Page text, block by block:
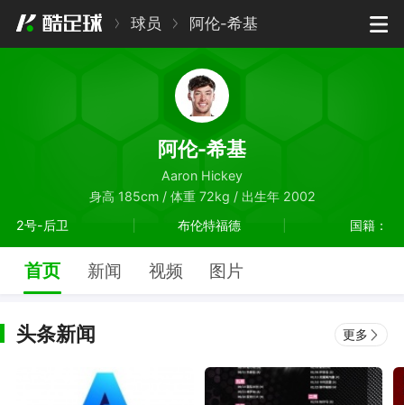
球员 阿伦-希基
阿伦-希基
Aaron Hickey
身高 185cm / 体重 72kg / 出生年 2002
2号-后卫
布伦特福德 国籍：
首页 新闻 视频 图片
头条新闻 更多